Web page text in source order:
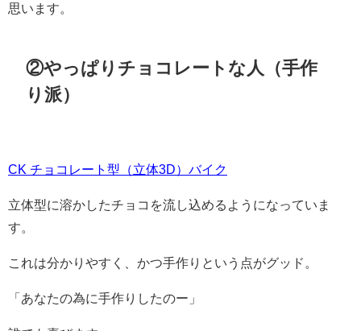
思います。
②やっぱりチョコレートな人（手作
り派）
CK チョコレート型（立体3D）バイク
立体型に溶かしたチョコを流し込めるようになっていま
す。
これは分かりやすく、かつ手作りという点がグッド。
「あなたの為に手作りしたのー」